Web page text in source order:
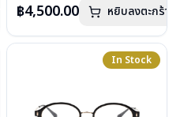
เลนส์ : Demo Lenses
น้ำหนัก : 14 กรัม
อุปกรณ์ : กล่องแว่น, ผ้าเช็ดแว่น
กรุณาติดต่อเราคลิก
฿4,500.00 หยิบลงตะกร้า
In Stock